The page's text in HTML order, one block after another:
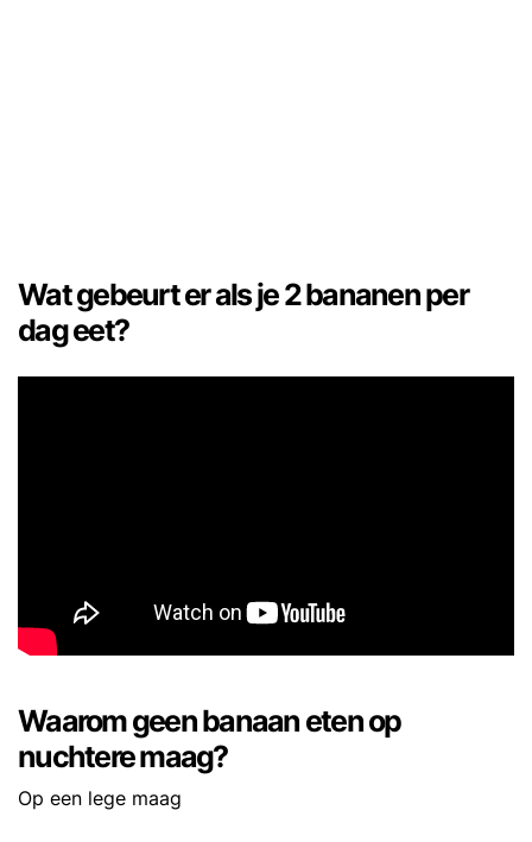
Wat gebeurt er als je 2 bananen per
dag eet?
Waarom geen banaan eten op
nuchtere maag?
Op een lege maag